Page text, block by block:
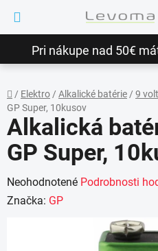
obsah
Pri nákupe nad 50€
Domov
/ Elektro/ Alkalické batérie/ 9
GP Super, 10kusov
Alkalická
GP Super,
Priemerné
hodnotenie
Neohodnotené Podrobnosti
Značka: GP